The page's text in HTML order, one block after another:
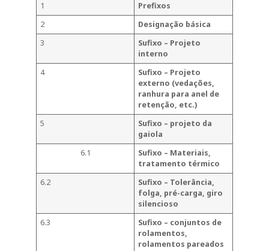
1
Prefixos
2
Designação básica
3
Sufixo – Projeto
interno
4
Sufixo – Projeto
externo (vedações,
ranhura para anel de
retenção, etc.)
5
Sufixo – projeto da
gaiola
6.1
Sufixo – Materiais,
tratamento térmico
6.2
Sufixo – Tolerância,
folga, pré-carga, giro
silencioso
6.3
Sufixo – conjuntos de
rolamentos,
rolamentos pareados